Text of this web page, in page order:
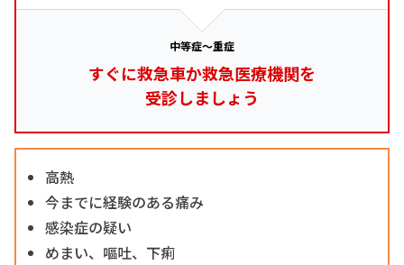
中等症～重症
すぐに救急車か救急医療機関を
受診しましょう
高熱
今までに経験のある痛み
感染症の疑い
めまい、嘔吐、下痢